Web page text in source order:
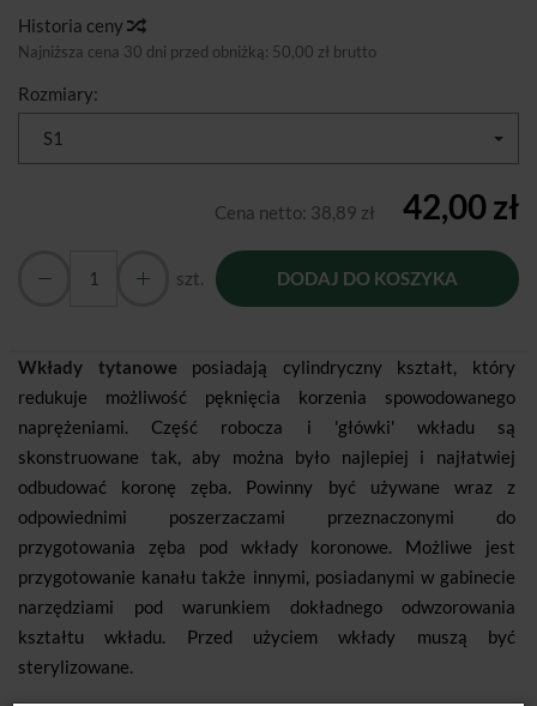
Historia ceny
Najniższa cena 30 dni przed obniżką: 50,00 zł brutto
Rozmiary:
S1
Cena netto: 38,89 zł 42,00 zł
szt. DODAJ DO KOSZYKA
Wkłady tytanoweposiadają cylindryczny kształt, który
redukuje możliwość pęknięcia korzenia spowodowanego
naprężeniami. Część robocza i 'główki' wkładu są
skonstruowane tak, aby można było najlepiej i najłatwiej
odbudować koronę zęba. Powinny być używane wraz z
odpowiednimi poszerzaczami przeznaczonymi do
przygotowania zęba pod wkłady koronowe. Możliwe jest
przygotowanie kanału także innymi, posiadanymi w gabinecie
narzędziami pod warunkiem dokładnego odwzorowania
kształtu wkładu. Przed użyciem wkłady muszą być
sterylizowane.